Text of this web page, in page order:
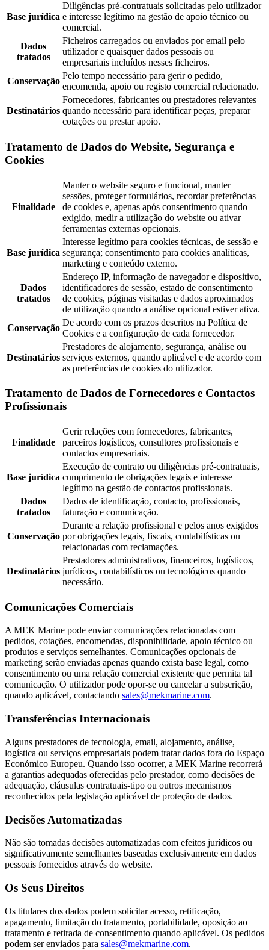
Base jurídica
Diligências pré-contratuais solicitadas pelo utilizador
e interesse legítimo na gestão de apoio técnico ou
comercial.
Dados
tratados
Ficheiros carregados ou enviados por email pelo
utilizador e quaisquer dados pessoais ou
empresariais incluídos nesses ficheiros.
Conservação
Pelo tempo necessário para gerir o pedido,
encomenda, apoio ou registo comercial relacionado.
Destinatários
Fornecedores, fabricantes ou prestadores relevantes
quando necessário para identificar peças, preparar
cotações ou prestar apoio.
Tratamento de Dados do Website, Segurança e
Cookies
Finalidade
Manter o website seguro e funcional, manter
sessões, proteger formulários, recordar preferências
de cookies e, apenas após consentimento quando
exigido, medir a utilização do website ou ativar
ferramentas externas opcionais.
Base jurídica
Interesse legítimo para cookies técnicas, de sessão e
segurança; consentimento para cookies analíticas,
marketing e conteúdo externo.
Dados
tratados
Endereço IP, informação de navegador e dispositivo,
identificadores de sessão, estado de consentimento
de cookies, páginas visitadas e dados aproximados
de utilização quando a análise opcional estiver ativa.
Conservação
De acordo com os prazos descritos na Política de
Cookies e a configuração de cada fornecedor.
Destinatários
Prestadores de alojamento, segurança, análise ou
serviços externos, quando aplicável e de acordo com
as preferências de cookies do utilizador.
Tratamento de Dados de Fornecedores e Contactos
Profissionais
Finalidade
Gerir relações com fornecedores, fabricantes,
parceiros logísticos, consultores profissionais e
contactos empresariais.
Base jurídica
Execução de contrato ou diligências pré-contratuais,
cumprimento de obrigações legais e interesse
legítimo na gestão de contactos profissionais.
Dados
tratados
Dados de identificação, contacto, profissionais,
faturação e comunicação.
Conservação
Durante a relação profissional e pelos anos exigidos
por obrigações legais, fiscais, contabilísticas ou
relacionadas com reclamações.
Destinatários
Prestadores administrativos, financeiros, logísticos,
jurídicos, contabilísticos ou tecnológicos quando
necessário.
Comunicações Comerciais
A MEK Marine pode enviar comunicações relacionadas com
pedidos, cotações, encomendas, disponibilidade, apoio técnico ou
produtos e serviços semelhantes. Comunicações opcionais de
marketing serão enviadas apenas quando exista base legal, como
consentimento ou uma relação comercial existente que permita tal
comunicação. O utilizador pode opor-se ou cancelar a subscrição,
quando aplicável, contactando sales@mekmarine.com.
Transferências Internacionais
Alguns prestadores de tecnologia, email, alojamento, análise,
logística ou serviços empresariais podem tratar dados fora do Espaço
Económico Europeu. Quando isso ocorrer, a MEK Marine recorrerá
a garantias adequadas oferecidas pelo prestador, como decisões de
adequação, cláusulas contratuais-tipo ou outros mecanismos
reconhecidos pela legislação aplicável de proteção de dados.
Decisões Automatizadas
Não são tomadas decisões automatizadas com efeitos jurídicos ou
significativamente semelhantes baseadas exclusivamente em dados
pessoais fornecidos através do website.
Os Seus Direitos
Os titulares dos dados podem solicitar acesso, retificação,
apagamento, limitação do tratamento, portabilidade, oposição ao
tratamento e retirada de consentimento quando aplicável. Os pedidos
podem ser enviados para sales@mekmarine.com.